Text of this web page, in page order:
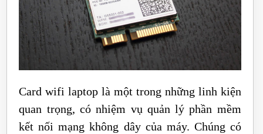
Card wifi laptop là một trong những linh kiện
quan trọng, có nhiệm vụ quản lý phần mềm
kết nối mạng không dây của máy. Chúng có